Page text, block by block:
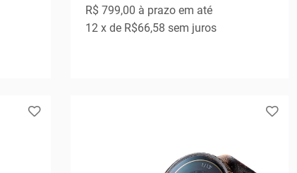
R$ 799,00 à prazo em até
12 x de R$66,58 sem juros